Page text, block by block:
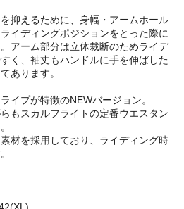
抑えるために、身幅・アームホール
イディングポジションをとった際に
アーム部分は立体裁断のためライデ
く、袖丈もハンドルに手を伸ばした
あります。
イプが特徴のNEWバージョン。
もスカルフライトの定番ウエスタン
材を採用しており、ライディング時